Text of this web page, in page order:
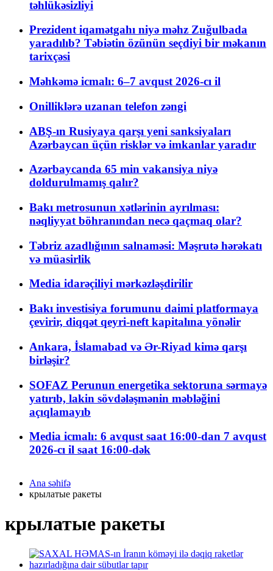
təhlükəsizliyi
Prezident iqamətgahı niyə məhz Zuğulbada
yaradılıb? Təbiətin özünün seçdiyi bir məkanın
tarixçəsi
Məhkəmə icmalı: 6–7 avqust 2026-cı il
Onilliklərə uzanan telefon zəngi
ABŞ-ın Rusiyaya qarşı yeni sanksiyaları
Azərbaycan üçün risklər və imkanlar yaradır
Azərbaycanda 65 min vakansiya niyə
doldurulmamış qalır?
Bakı metrosunun xətlərinin ayrılması:
nəqliyyat böhranından necə qaçmaq olar?
Təbriz azadlığının salnaməsi: Məşrutə hərəkatı
və müasirlik
Media idarəçiliyi mərkəzləşdirilir
Bakı investisiya forumunu daimi platformaya
çevirir, diqqət qeyri-neft kapitalına yönəlir
Ankara, İslamabad və Ər-Riyad kimə qarşı
birləşir?
SOFAZ Perunun energetika sektoruna sərmayə
yatırıb, lakin sövdələşmənin məbləğini
açıqlamayıb
Media icmalı: 6 avqust saat 16:00-dan 7 avqust
2026-cı il saat 16:00-dək
Ana səhifə
крылатые ракеты
крылатые ракеты